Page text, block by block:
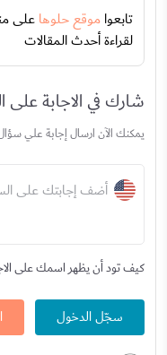
تابعواموقع حلوهاعلى
لقراءة أحدث المقالات
شارك في الاجابة على
يمكنك الآن ارسال إجابة علي
أضف إجابتك على
كيف تود أن يظهر اسمك على
سجّل الدخول